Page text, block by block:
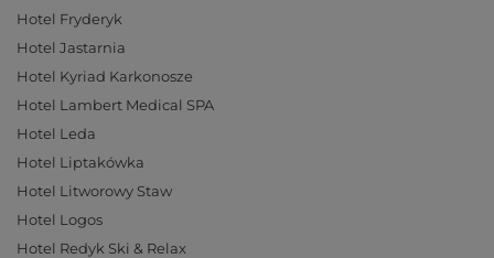
Hotel Fryderyk
Hotel Jastarnia
Hotel Kyriad Karkonosze
Hotel Lambert Medical SPA
Hotel Leda
Hotel Liptakówka
Hotel Litworowy Staw
Hotel Logos
Hotel Redyk Ski & Relax